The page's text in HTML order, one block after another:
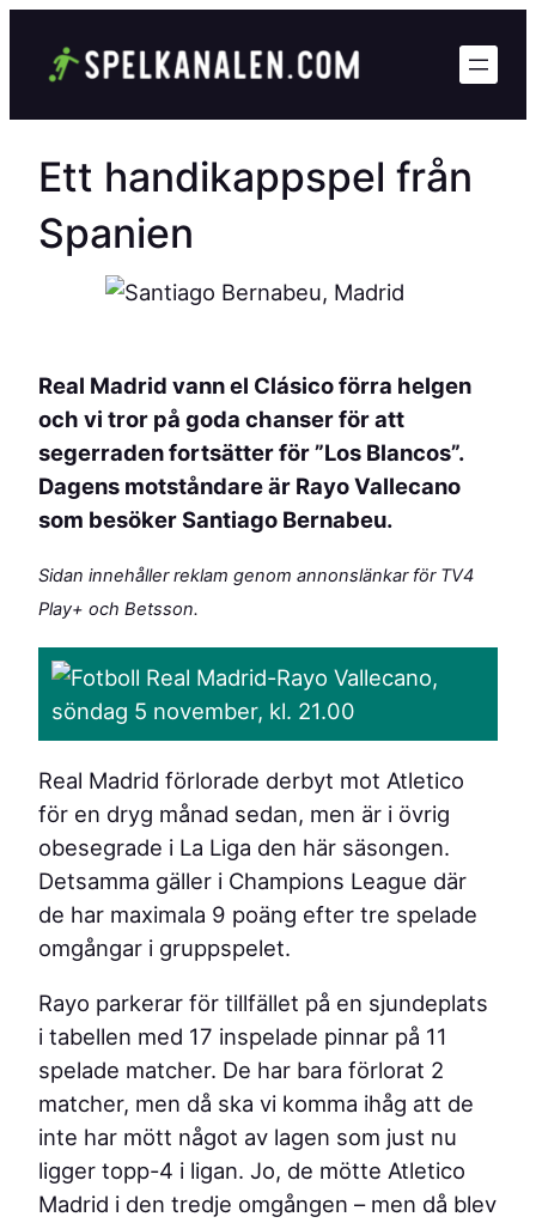
Ett handikappspel från
Spanien
Real Madrid vann el Clásico förra helgen
och vi tror på goda chanser för att
segerraden fortsätter för ”Los Blancos”.
Dagens motståndare är Rayo Vallecano
som besöker Santiago Bernabeu.
Sidan innehåller reklam genom annonslänkar för TV4
Play+ och Betsson.
Real Madrid-Rayo Vallecano,
söndag 5 november, kl. 21.00
Real Madrid förlorade derbyt mot Atletico
för en dryg månad sedan, men är i övrig
obesegrade i La Liga den här säsongen.
Detsamma gäller i Champions League där
de har maximala 9 poäng efter tre spelade
omgångar i gruppspelet.
Rayo parkerar för tillfället på en sjundeplats
i tabellen med 17 inspelade pinnar på 11
spelade matcher. De har bara förlorat 2
matcher, men då ska vi komma ihåg att de
inte har mött något av lagen som just nu
ligger topp-4 i ligan. Jo, de mötte Atletico
Madrid i den tredje omgången – men då blev